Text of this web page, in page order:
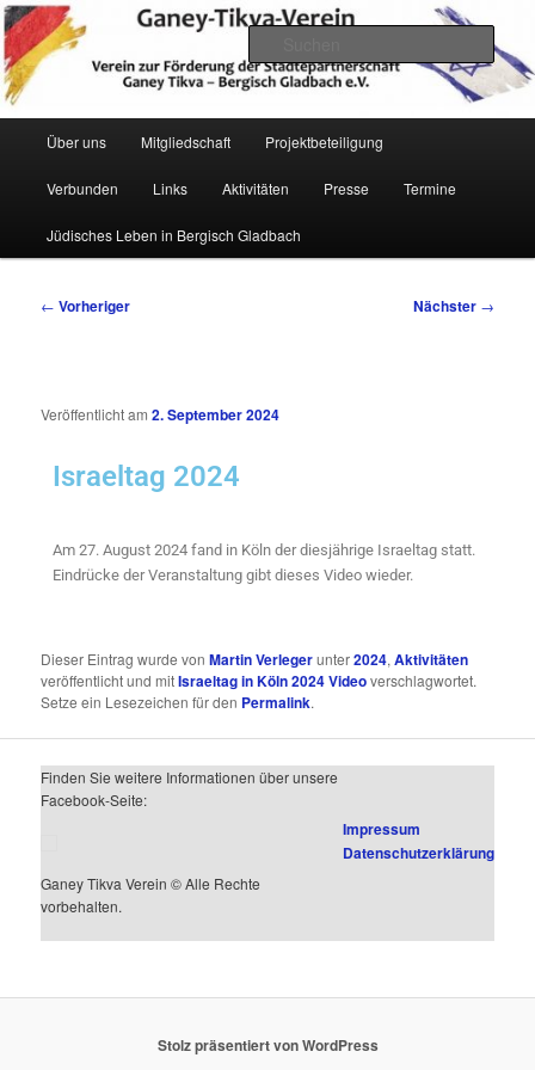
Zum
primären
Inhalt
springen
Ganey Tikva Verein Bergisch
Gladbach
Verein zur Förderung der Städtepartnerschaft Ganey Tikva – Bergisch
Gladbach e. V.
Hauptmenü
Über uns Mitgliedschaft Projektbeteiligung
Verbunden Links Aktivitäten Presse Termine
Jüdisches Leben in Bergisch Gladbach
Beitragsnavigation
← Vorheriger Nächster →
Veröffentlicht am2. September 2024
Israeltag 2024
Am 27. August 2024 fand in Köln der diesjährige Israeltag statt.
Eindrücke der Veranstaltung gibt dieses Video wieder.
Dieser Eintrag wurde vonMartin Verlegerunter2024,Aktivitäten
veröffentlicht und mitIsraeltag in Köln 2024 Videoverschlagwortet.
Setze ein Lesezeichen für den Permalink.
Finden Sie weitere Informationen über unsere
Facebook-Seite:
Ganey Tikva Verein © Alle Rechte
vorbehalten.
Impressum
Datenschutzerklärung
Stolz präsentiert von WordPress